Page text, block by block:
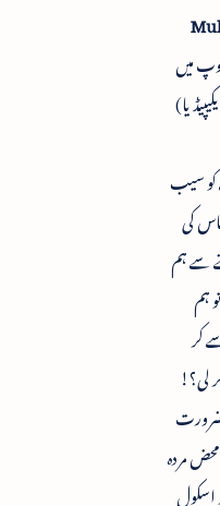
میں
کو سیب
کی
سے ہم
ہم
کر
لی؟!
مردہ